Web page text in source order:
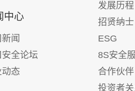
中心
闻
全论坛
态
发展历程
招贤纳士
ESG
8S安全
合作伙伴
投资者